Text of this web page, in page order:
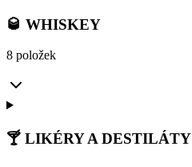
🥃 WHISKEY
8 položek
🍸 LIKÉRY A DESTILÁTY